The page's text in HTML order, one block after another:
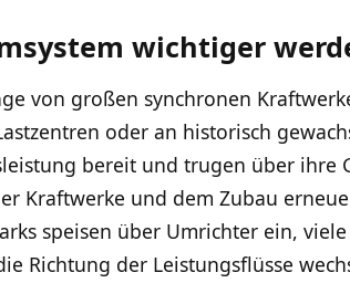
wichtiger
von großen synchronen
oder an historisch
bereit und trugen über ihre
Kraftwerke und dem Zubau
speisen über Umrichter ein,
Richtung der Leistungsflüsse